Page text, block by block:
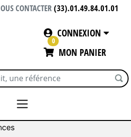
CONTACTER(33).01.49.84.01.01
CONNEXION
0
MON PANIER